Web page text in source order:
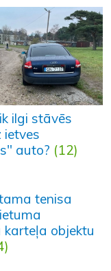
ilgi stāvēs
ietves
auto? (12)
tenisa
karteļa objektu